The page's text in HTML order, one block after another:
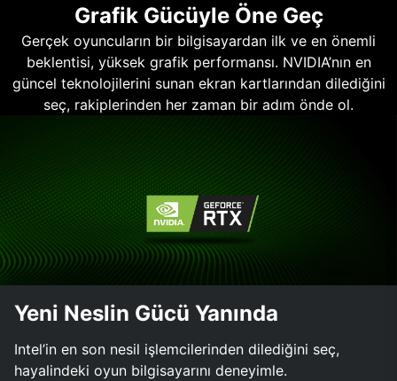
Grafik Gücüyle Öne Geç
Gerçek oyuncuların bir bilgisayardan ilk ve en önemli
beklentisi, yüksek grafik performansı. NVIDIA’nın en
güncel teknolojilerini sunan ekran kartlarından dilediğini
seç, rakiplerinden her zaman bir adım önde ol.
Yeni Neslin Gücü Yanında
Intel’in en son nesil işlemcilerinden dilediğini seç,
hayalindeki oyun bilgisayarını deneyimle.